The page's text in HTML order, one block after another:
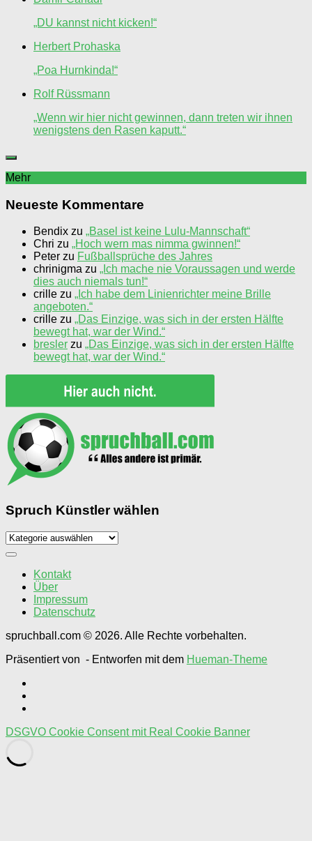
„DU kannst nicht kicken!“
Herbert Prohaska
„Poa Hurnkinda!“
Rolf Rüssmann
„Wenn wir hier nicht gewinnen, dann treten wir ihnen
wenigstens den Rasen kaputt.“
Mehr
Neueste Kommentare
Bendix zu „Basel ist keine Lulu-Mannschaft“
Chri zu „Hoch wern mas nimma gwinnen!“
Peter zu Fußballsprüche des Jahres
chrinigma zu „Ich mache nie Voraussagen und werde
dies auch niemals tun!“
crille zu „Ich habe dem Linienrichter meine Brille
angeboten.“
crille zu „Das Einzige, was sich in der ersten Hälfte
bewegt hat, war der Wind.“
bresler zu „Das Einzige, was sich in der ersten Hälfte
bewegt hat, war der Wind.“
Spruch Künstler wählen
Spruch
Kontakt
Über
Impressum
Datenschutz
spruchball.com © 2026. Alle Rechte vorbehalten.
Präsentiert von - Entworfen mit dem Hueman-Theme
DSGVO Cookie Consent mit Real Cookie Banner